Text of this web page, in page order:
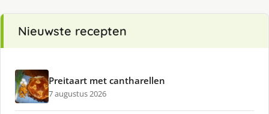
Nieuwste recepten
Preitaart met cantharellen
7 augustus 2026